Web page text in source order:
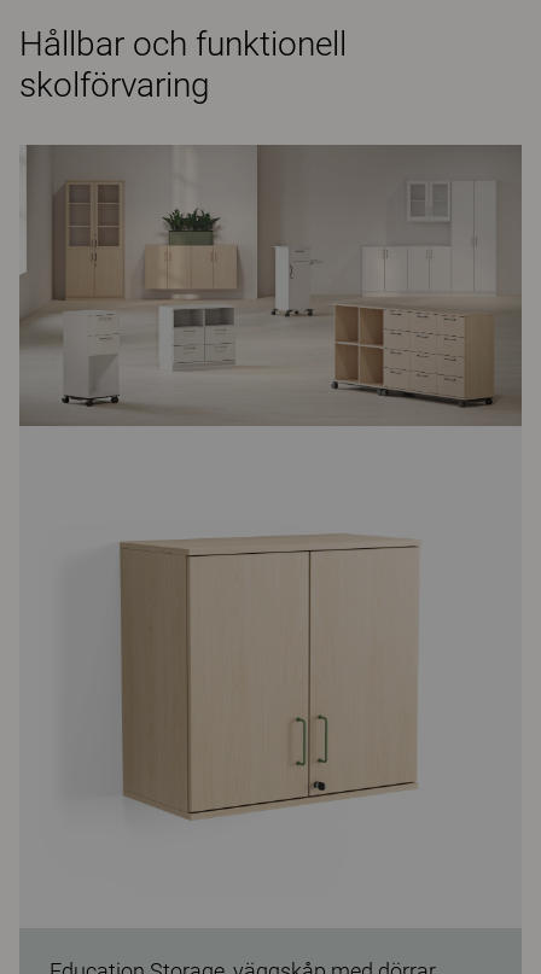
Hållbar och funktionell
skolförvaring